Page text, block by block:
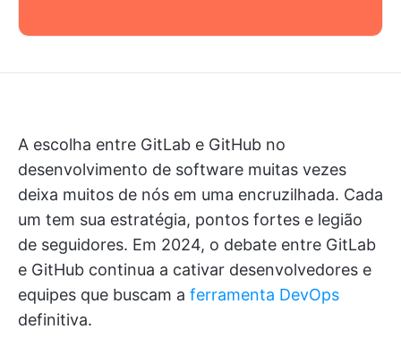
A escolha entre GitLab e GitHub no
desenvolvimento de software muitas vezes
deixa muitos de nós em uma encruzilhada. Cada
um tem sua estratégia, pontos fortes e legião
de seguidores. Em 2024, o debate entre GitLab
e GitHub continua a cativar desenvolvedores e
equipes que buscam a ferramenta DevOps
definitiva.